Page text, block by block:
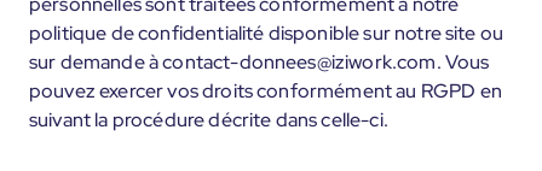
politique de confidentialité disponible sur notre site ou
sur demande à contact-donnees@iziwork.com. Vous
pouvez exercer vos droits conformément au RGPD en
suivant la procédure décrite dans celle-ci.